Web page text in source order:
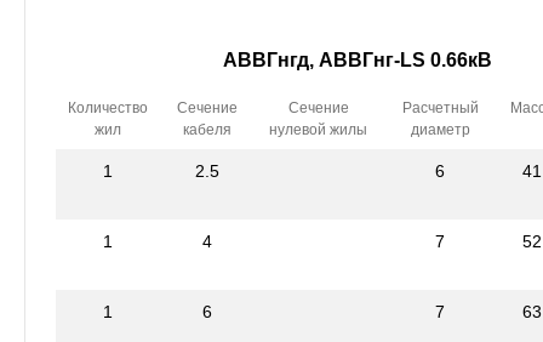
АВВГнгд, АВВГнг-LS 0.66кВ
Количество
жил
Сечение
кабеля
Сечение
нулевой жилы
Расчетный
диаметр
1 2.5 6 41
1 4 7 52
1 6 7 63